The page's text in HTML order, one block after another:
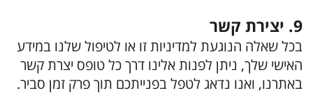
9. יצירת קשר
בכל שאלה הנוגעת למדיניות זו או לטיפול שלנו במידע
האישי שלך, ניתן לפנות אלינו דרך כל טופס יצרת קשר
באתרנו, ואנו נדאג לטפל בפנייתכם תוך פרק זמן סביר.